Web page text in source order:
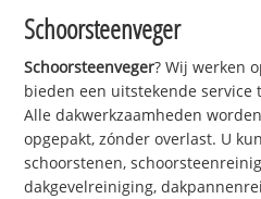
Schoorsteenveger
Schoorsteenveger? Wij werken
bieden een uitstekende service
Alle dakwerkzaamheden
opgepakt, zónder overlast. U
schoorstenen,
dakgevelreiniging,